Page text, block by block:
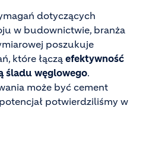
dotyczących
w budownictwie, branża
poszukuje
które łączą efektywność
śladu węglowego.
może być cement
potwierdziliśmy w